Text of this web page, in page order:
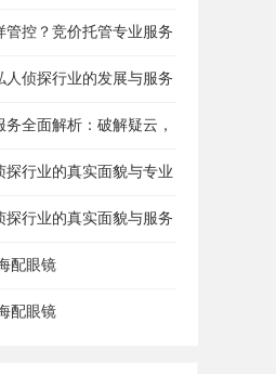
管控？竞价托管专业服务
人侦探行业的发展与服务
全面解析：破解疑云，
助力
探行业的真实面貌与专业
探行业的真实面貌与服务
配眼镜
配眼镜